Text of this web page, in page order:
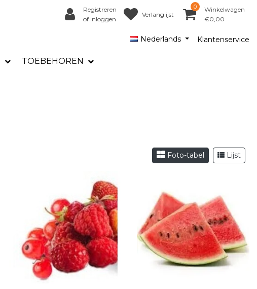
Registreren
of Inloggen
Verlanglijst
0
Winkelwagen
€0,00
Nederlands Klantenservice
TOEBEHOREN
Foto-tabel Lijst